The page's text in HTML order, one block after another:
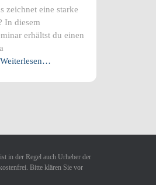
zeichnet eine starke
In diesem
erhältst du einen
Weiterlesen…
in der Regel auch Urheber der
Bitte klären Sie vor